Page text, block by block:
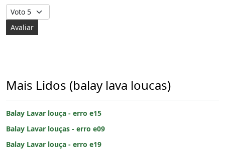
Avalie, por favor
Mais Lidos (balay lava loucas)
Balay Lavar louça - erro e15
Balay Lavar louças - erro e09
Balay Lavar louça - erro e19